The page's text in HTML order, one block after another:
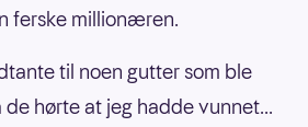
ferske millionæren.
til noen gutter som ble
de hørte at jeg hadde vunnet...